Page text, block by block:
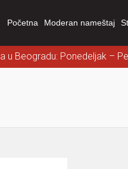
Početna Moderan nameštaj
u Beogradu: Ponedeljak –